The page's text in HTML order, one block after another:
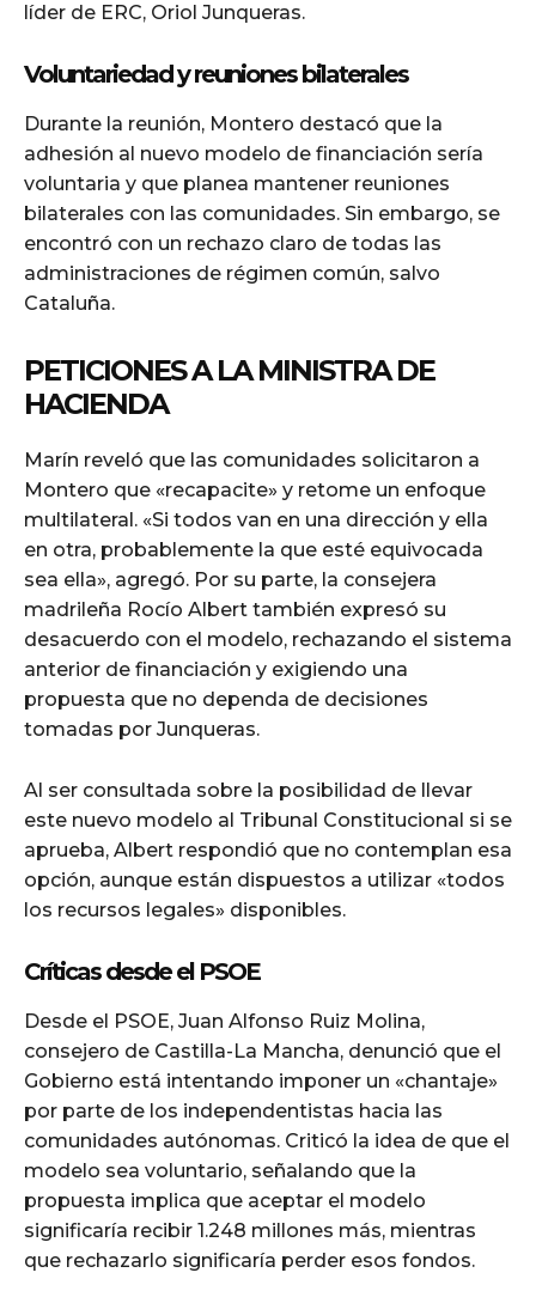
líder de ERC, Oriol Junqueras.
Voluntariedad y reuniones bilaterales
Durante la reunión, Montero destacó que la
adhesión al nuevo modelo de financiación sería
voluntaria y que planea mantener reuniones
bilaterales con las comunidades. Sin embargo, se
encontró con un rechazo claro de todas las
administraciones de régimen común, salvo
Cataluña.
PETICIONES A LA MINISTRA DE
HACIENDA
Marín reveló que las comunidades solicitaron a
Montero que «recapacite» y retome un enfoque
multilateral. «Si todos van en una dirección y ella
en otra, probablemente la que esté equivocada
sea ella», agregó. Por su parte, la consejera
madrileña Rocío Albert también expresó su
desacuerdo con el modelo, rechazando el sistema
anterior de financiación y exigiendo una
propuesta que no dependa de decisiones
tomadas por Junqueras.
Al ser consultada sobre la posibilidad de llevar
este nuevo modelo al Tribunal Constitucional si se
aprueba, Albert respondió que no contemplan esa
opción, aunque están dispuestos a utilizar «todos
los recursos legales» disponibles.
Críticas desde el PSOE
Desde el PSOE, Juan Alfonso Ruiz Molina,
consejero de Castilla-La Mancha, denunció que el
Gobierno está intentando imponer un «chantaje»
por parte de los independentistas hacia las
comunidades autónomas. Criticó la idea de que el
modelo sea voluntario, señalando que la
propuesta implica que aceptar el modelo
significaría recibir 1.248 millones más, mientras
que rechazarlo significaría perder esos fondos.